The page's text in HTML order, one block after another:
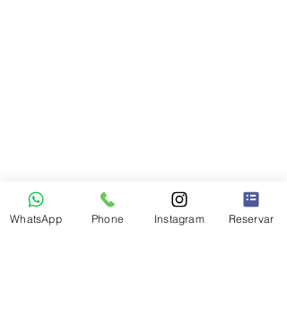
WhatsApp Phone Instagram Reservar